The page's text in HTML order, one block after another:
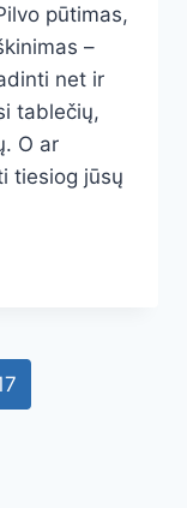
pūtimas,
–
net ir
tablečių,
O ar
tiesiog jūsų